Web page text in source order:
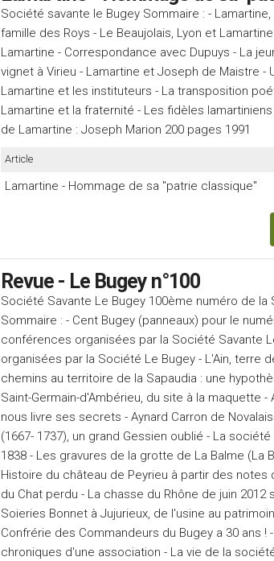
Société savante le Bugey Sommaire : -
famille des Roys - Le Beaujolais, Lyon et
Lamartine - Correspondance avec Dupuys - La
vignet à Virieu - Lamartine et Joseph de Maistre -
Lamartine et les instituteurs - La transposition
Lamartine et la fraternité - Les fidèles
de Lamartine : Joseph Marion 200 pages 1991
Article
Lamartine - Hommage de sa "patrie classique"
Revue - Le Bugey n°100
Société Savante Le Bugey 100ème numéro de la
Sommaire : - Cent Bugey (panneaux) pour le
conférences organisées par la Société Savante
organisées par la Société Le Bugey - L'Ain, terre
chemins au territoire de la Sapaudia : une
Saint-Germain-d'Ambérieu, du site à la maquette
nous livre ses secrets - Aynard Carron de
(1667- 1737), un grand Gessien oublié - La
1838 - Les gravures de la grotte de La Balme (La
Histoire du château de Peyrieu à partir des notes
du Chat perdu - La chasse du Rhône de juin 2012
Soieries Bonnet à Jujurieux, de l'usine au
Confrérie des Commandeurs du Bugey a 30 ans !
chroniques d'une association - La vie de la